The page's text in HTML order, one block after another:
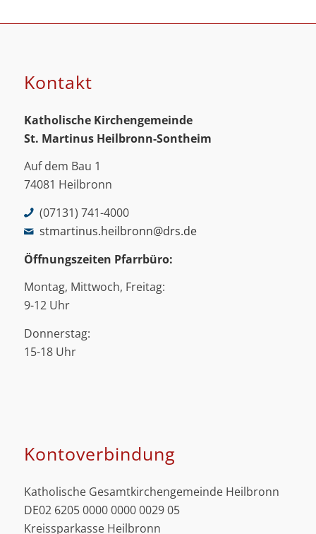
Kontakt
Katholische Kirchengemeinde
St. Martinus Heilbronn-Sontheim
Auf dem Bau 1
74081 Heilbronn
(07131) 741-4000
stmartinus.heilbronn@drs.de
Öffnungszeiten Pfarrbüro:
Montag, Mittwoch, Freitag:
9-12 Uhr
Donnerstag:
15-18 Uhr
Kontoverbindung
Katholische Gesamtkirchengemeinde Heilbronn
DE02 6205 0000 0000 0029 05
Kreissparkasse Heilbronn